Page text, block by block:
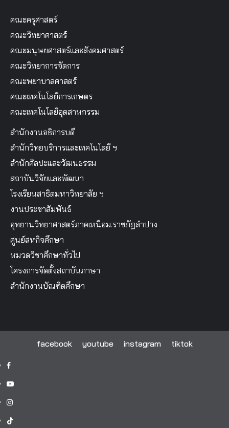
คณะครุศาสตร์
คณะวิทยาศาสตร์
คณะมนุษยศาสตร์และสังคมศาสตร์
คณะวิทยาการจัดการ
คณะพยาบาลศาสตร์
คณะเทคโนโลยีการเกษตร
คณะเทคโนโลยีอุตสาหกรรม
สำนักงานอธิการบดี
สำนักวิทยบริการและเทคโนโลยี ฯ
สำนักศิลปะและวัฒนธรรม
สถาบันวิจัยและพัฒนา
โรงเรียนสาธิตมหาวิทยาลัย ฯ
งานประชาสัมพันธ์
อุทยานวิทยาศาสตร์ภาคเหนือม.ราชภัฏลำปาง
ศูนย์สหกิจศึกษา
หมวดวิชาศึกษาทั่วไป
โครงการจัดตั้งสถาบันภาษา
สำนักงานบัณฑิตศึกษา
facebook youtube instagram tiktok
facebook
youtube
instagram
tiktok